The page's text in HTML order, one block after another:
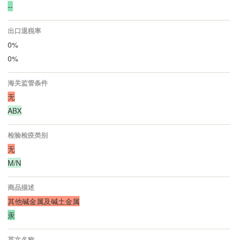
--
出口退税率
0%
0%
海关监管条件
无
ABX
检验检疫类别
无
M/N
商品描述
其他碱金属及碱土金属
汞